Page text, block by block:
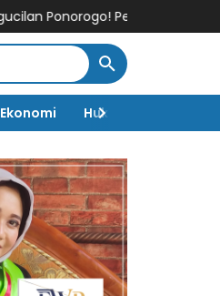
Dipanggil Lagi, Polisi Sebut
Ekonomi Hukum & Kriminal